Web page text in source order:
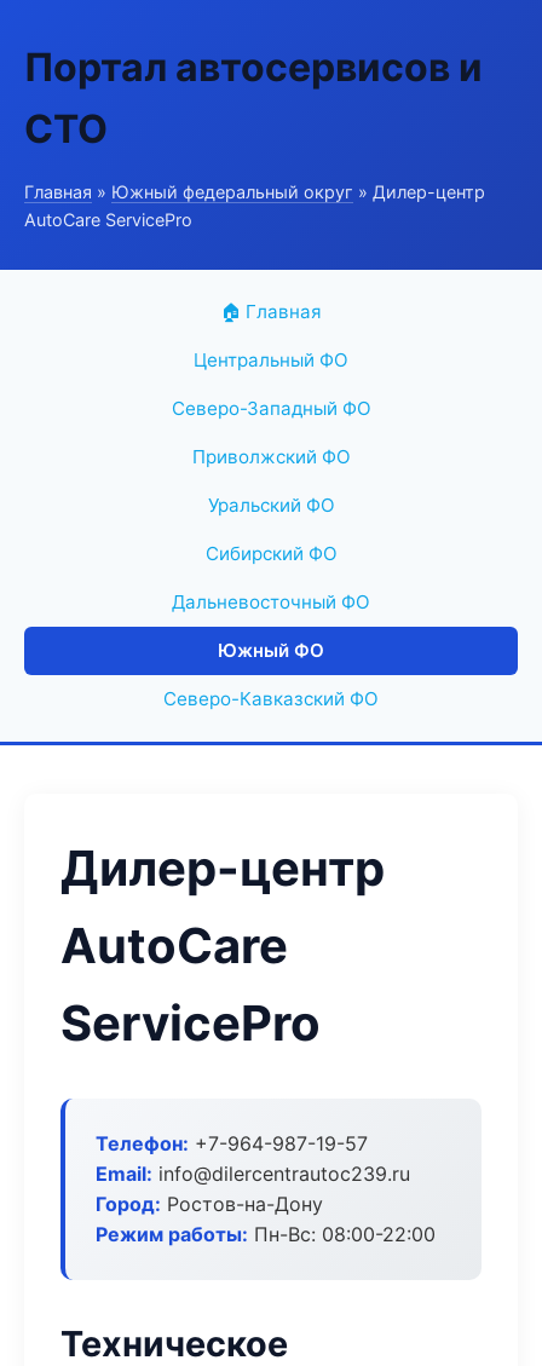
Портал автосервисов и
СТО
Главная » Южный федеральный округ » Дилер-центр
AutoCare ServicePro
🏠 Главная
Центральный ФО
Северо-Западный ФО
Приволжский ФО
Уральский ФО
Сибирский ФО
Дальневосточный ФО
Южный ФО
Северо-Кавказский ФО
Дилер-центр
AutoCare
ServicePro
Телефон: +7-964-987-19-57
Email: info@dilercentrautoc239.ru
Город: Ростов-на-Дону
Режим работы: Пн-Вс: 08:00-22:00
Техническое